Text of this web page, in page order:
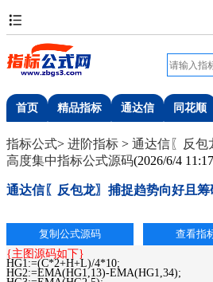
首页 精品指标 通达信 同花顺
指标公式> 进阶指标 > 通达信〖反包
高度集中指标公式源码(2026/6/4
通达信〖反包龙〗捕捉趋势向好且
{主图源码如下}
HG1:=(C*2+H+L)/4*10;
HG2:=EMA(HG1,13)-EMA(HG1,34);